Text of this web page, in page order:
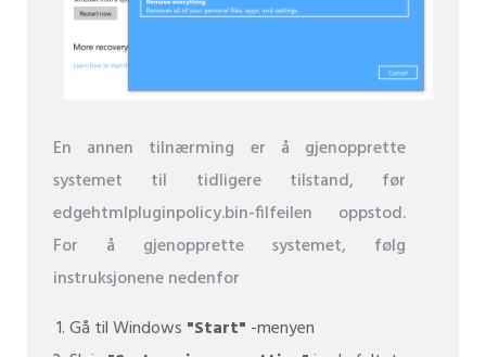
En annen tilnærming er å gjenopprette
systemet til tidligere tilstand, før
edgehtmlpluginpolicy.bin-filfeilen oppstod.
For å gjenopprette systemet, følg
instruksjonene nedenfor
Gå til Windows "Start" -menyen